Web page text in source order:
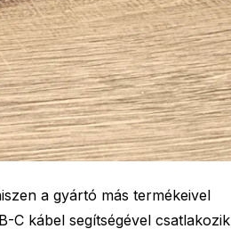
a gyártó más termékeivel
C kábel segítségével csatlakozik